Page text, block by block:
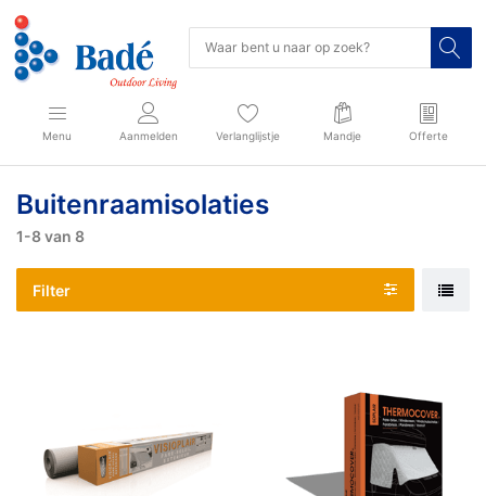
Menu Aanmelden Verlanglijstje Mandje Offerte
Buitenraamisolaties
1-8van 8
Filter